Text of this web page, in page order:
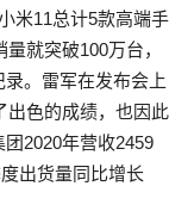
米11总计5款高端手
就突破100万台，
。雷军在发布会上
出色的成绩，也因此
2020年营收2459
出货量同比增长